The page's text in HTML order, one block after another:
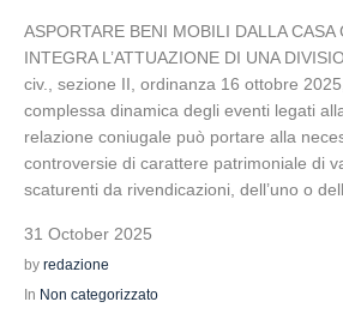
ASPORTARE BENI MOBILI DALLA CASA
INTEGRA L’ATTUAZIONE DI UNA
civ., sezione II, ordinanza 16 ottobre
complessa dinamica degli eventi legati
relazione coniugale può portare alla
controversie di carattere patrimoniale di
scaturenti da rivendicazioni, dell’uno o
31 October 2025
by redazione
In Non categorizzato